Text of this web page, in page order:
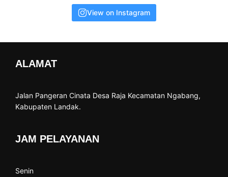
View on Instagram
ALAMAT
Jalan Pangeran Cinata Desa Raja Kecamatan Ngabang,
Kabupaten Landak.
JAM PELAYANAN
Senin